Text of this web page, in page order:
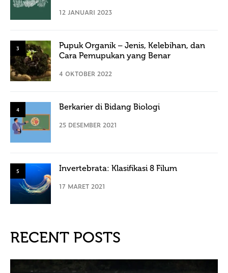
12 JANUARI 2023
3
Pupuk Organik – Jenis, Kelebihan, dan
Cara Pemupukan yang Benar
4 OKTOBER 2022
4 Berkarier di Bidang Biologi
25 DESEMBER 2021
5 Invertebrata: Klasifikasi 8 Filum
17 MARET 2021
RECENT POSTS